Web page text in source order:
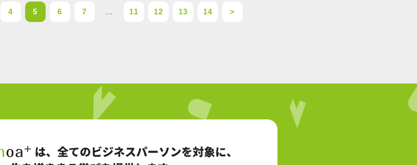
4 5 6 7 … 11 12 13 14 >